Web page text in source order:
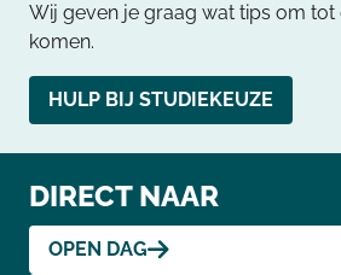
Wij geven je graag wat tips om tot
komen.
HULP BIJ STUDIEKEUZE
DIRECT NAAR
OPEN DAG